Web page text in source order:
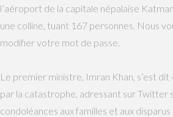
l’aéroport de la capitale népalaise
une colline, tuant 167 personnes. Nous
modifier votre mot de passe.
Le premier ministre, Imran Khan, s’est
par la catastrophe, adressant sur Twitter
condoléances aux familles et aux disparus